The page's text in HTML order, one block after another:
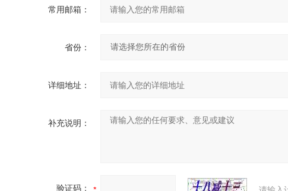
常用邮箱：
省份：
详细地址：
补充说明：
验证码：